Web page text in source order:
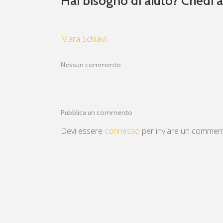
Mara Schiavi
Nessun commento
Pubblica un commento
Devi essere connesso per inviare un